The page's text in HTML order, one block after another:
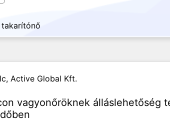
Active Global Kft.
vagyonőröknek álláslehetőség